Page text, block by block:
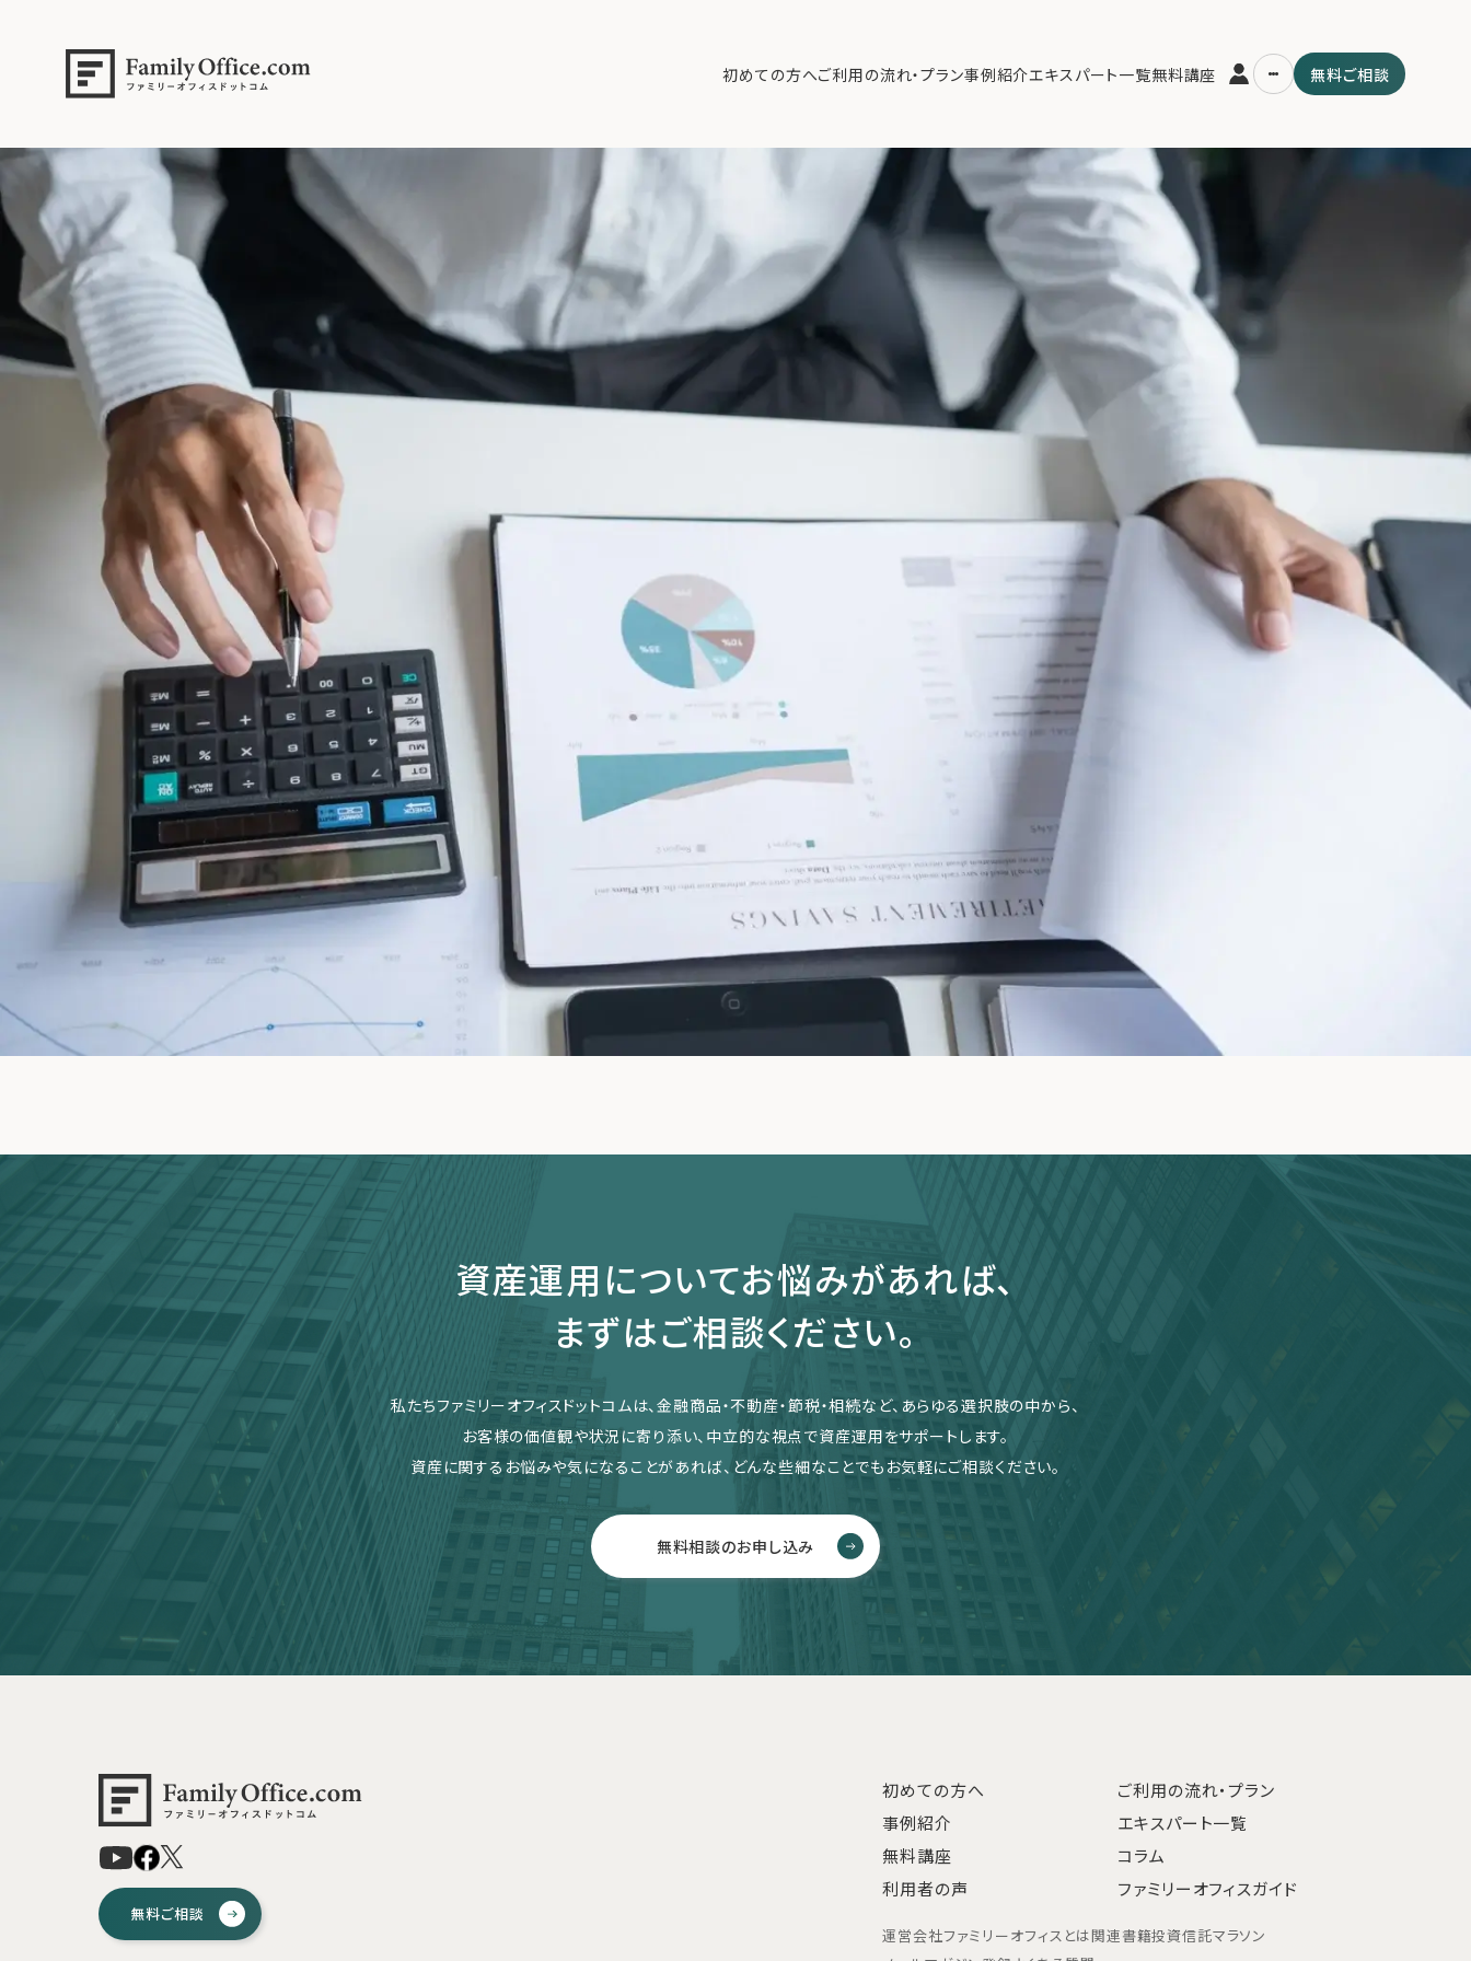
初めての方へご利用の流れ・プラン事例紹介エキスパート一覧無料講座 無料ご相談
ご利用の流れ・プラン
事例紹介
エキスパート一覧
無料講座
コラム
利用者の声
ログイン
メールマガジン登録
資産運用についてお悩みがあれば、
まずはご相談ください。
私たちファミリーオフィスドットコムは、金融商品・不動産・節税・相続など、あらゆる選択肢の中から、
お客様の価値観や状況に寄り添い、中立的な視点で資産運用をサポートします。
資産に関するお悩みや気になることがあれば、どんな些細なことでもお気軽にご相談ください。
無料相談のお申し込み
無料ご相談
初めての方へ
ご利用の流れ・プラン
事例紹介
エキスパート一覧
無料講座
コラム
利用者の声
ファミリーオフィスガイド
運営会社ファミリーオフィスとは関連書籍投資信託マラソン